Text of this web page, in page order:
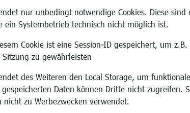
nur unbedingt notwendige Cookies. Diese
ein Systembetrieb technisch nicht möglich ist.
Cookie ist eine Session-ID gespeichert, um
zu gewährleisten
des Weiteren den Local Storage, um
Daten können Dritte nicht zugreifen.
zu Werbezwecken verwendet.
Familie/Soziales